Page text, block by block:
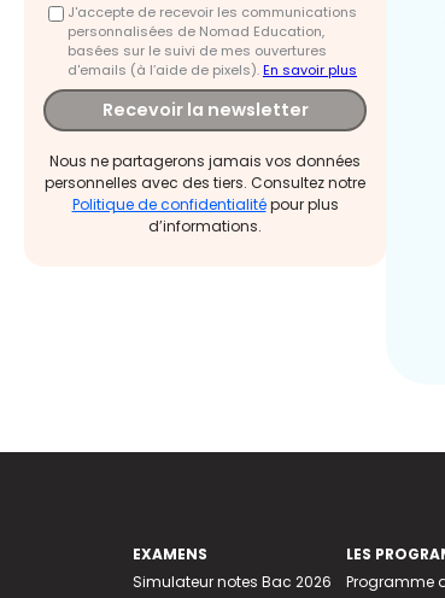
J'accepte de recevoir les communications
personnalisées de Nomad Education,
basées sur le suivi de mes ouvertures
d'emails (à l’aide de pixels).En savoir plus
Recevoir la newsletter
Nous ne partagerons jamais vos données
personnelles avec des tiers. Consultez notre
Politique de confidentialitépour plus
d’informations.
EXAMENS
Simulateur notes Bac 2026
LES
Programme